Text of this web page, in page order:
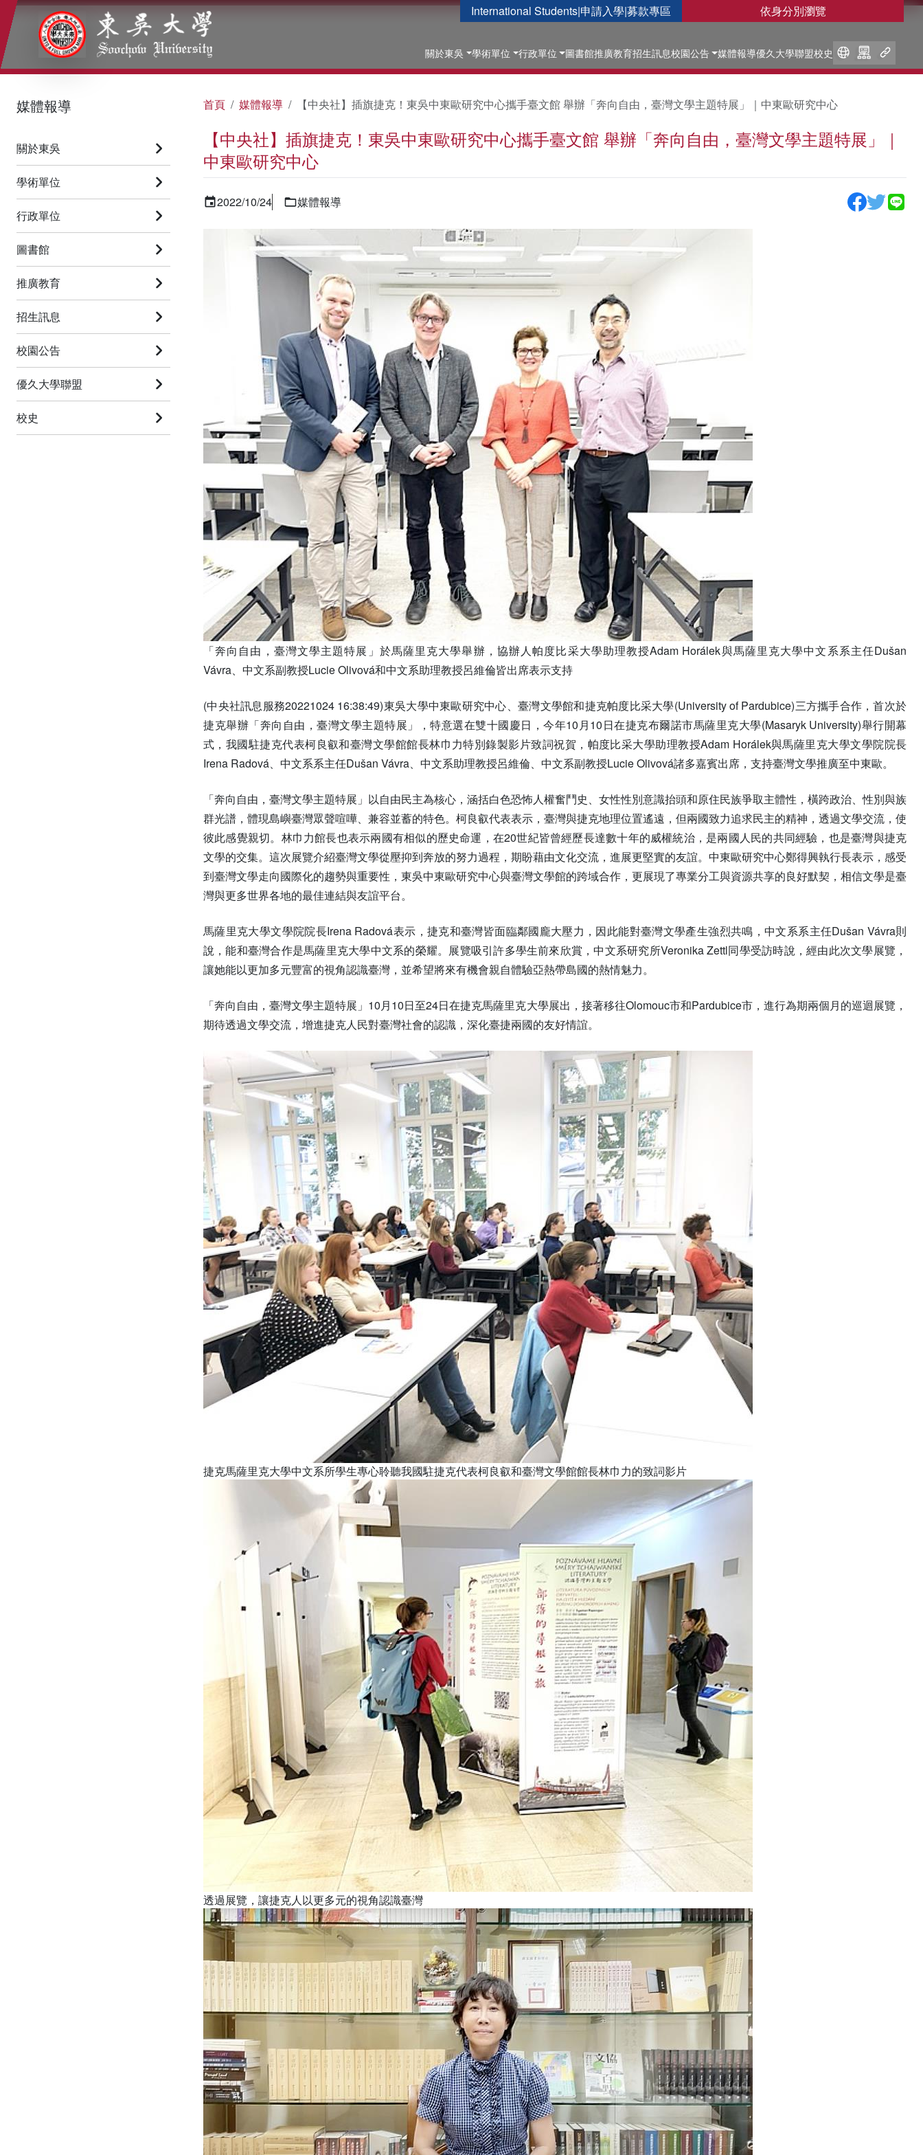
International Students|申請入學|募款專區 依身分別瀏覽
關於東吳 學術單位 行政單位 圖書館推廣教育招生訊息校園公告 媒體報導優久大學聯盟校史
:::
媒體報導
關於東吳
學術單位
行政單位
圖書館
推廣教育
招生訊息
校園公告
優久大學聯盟
校史
首頁 媒體報導 【中央社】插旗捷克！東吳中東歐研究中心攜手臺文館 舉辦「奔向自由，臺灣文學主題特展」｜中東歐研究中心
【中央社】插旗捷克！東吳中東歐研究中心攜手臺文館 舉辦「奔向自由，臺灣文學主題特展」｜
中東歐研究中心
2022/10/24 媒體報導
「奔向自由，臺灣文學主題特展」於馬薩里克大學舉辦，協辦人帕度比采大學助理教授Adam Horálek與馬薩里克大學中文系系主任Dušan
Vávra、中文系副教授Lucie Olivová和中文系助理教授呂維倫皆出席表示支持
(中央社訊息服務20221024 16:38:49)東吳大學中東歐研究中心、臺灣文學館和捷克帕度比采大學(University of Pardubice)三方攜手合作，首次於
捷克舉辦「奔向自由，臺灣文學主題特展」，特意選在雙十國慶日，今年10月10日在捷克布爾諾市馬薩里克大學(Masaryk University)舉行開幕
式，我國駐捷克代表柯良叡和臺灣文學館館長林巾力特別錄製影片致詞祝賀，帕度比采大學助理教授Adam Horálek與馬薩里克大學文學院院長
Irena Radová、中文系系主任Dušan Vávra、中文系助理教授呂維倫、中文系副教授Lucie Olivová諸多嘉賓出席，支持臺灣文學推廣至中東歐。
「奔向自由，臺灣文學主題特展」以自由民主為核心，涵括白色恐怖人權奮鬥史、女性性別意識抬頭和原住民族爭取主體性，橫跨政治、性別與族
群光譜，體現島嶼臺灣眾聲喧嘩、兼容並蓄的特色。柯良叡代表表示，臺灣與捷克地理位置遙遠，但兩國致力追求民主的精神，透過文學交流，使
彼此感覺親切。林巾力館長也表示兩國有相似的歷史命運，在20世紀皆曾經歷長達數十年的威權統治，是兩國人民的共同經驗，也是臺灣與捷克
文學的交集。這次展覽介紹臺灣文學從壓抑到奔放的努力過程，期盼藉由文化交流，進展更堅實的友誼。中東歐研究中心鄭得興執行長表示，感受
到臺灣文學走向國際化的趨勢與重要性，東吳中東歐研究中心與臺灣文學館的跨域合作，更展現了專業分工與資源共享的良好默契，相信文學是臺
灣與更多世界各地的最佳連結與友誼平台。
馬薩里克大學文學院院長Irena Radová表示，捷克和臺灣皆面臨鄰國龐大壓力，因此能對臺灣文學產生強烈共鳴，中文系系主任Dušan Vávra則
說，能和臺灣合作是馬薩里克大學中文系的榮耀。展覽吸引許多學生前來欣賞，中文系研究所Veronika Zettl同學受訪時說，經由此次文學展覽，
讓她能以更加多元豐富的視角認識臺灣，並希望將來有機會親自體驗亞熱帶島國的熱情魅力。
「奔向自由，臺灣文學主題特展」10月10日至24日在捷克馬薩里克大學展出，接著移往Olomouc市和Pardubice市，進行為期兩個月的巡迴展覽，
期待透過文學交流，增進捷克人民對臺灣社會的認識，深化臺捷兩國的友好情誼。
捷克馬薩里克大學中文系所學生專心聆聽我國駐捷克代表柯良叡和臺灣文學館館長林巾力的致詞影片
透過展覽，讓捷克人以更多元的視角認識臺灣